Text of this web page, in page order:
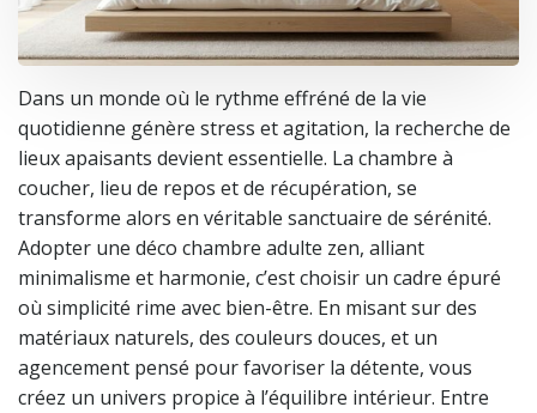
Dans un monde où le rythme effréné de la vie
quotidienne génère stress et agitation, la recherche de
lieux apaisants devient essentielle. La chambre à
coucher, lieu de repos et de récupération, se
transforme alors en véritable sanctuaire de sérénité.
Adopter une déco chambre adulte zen, alliant
minimalisme et harmonie, c’est choisir un cadre épuré
où simplicité rime avec bien-être. En misant sur des
matériaux naturels, des couleurs douces, et un
agencement pensé pour favoriser la détente, vous
créez un univers propice à l’équilibre intérieur. Entre